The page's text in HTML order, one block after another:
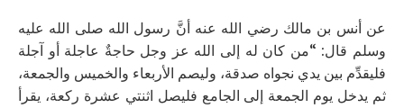
عن أنس بن مالك رضي الله عنه أنَّ رسول الله صلى الله عليه
وسلم قال: “من كان له إلى الله عز وجل حاجةٌ عاجلة أو آجلة
فليقدِّم بين يدي نجواه صدقة، وليصم الأربعاء والخميس والجمعة،
ثم يدخل يوم الجمعة إلى الجامع فليصل اثنتي عشرة ركعة، يقرأ